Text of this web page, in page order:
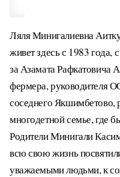
Ляля Минигалиевна
живет здесь с 1983
за Азамата Рафкатовича
фермера, руководителя
соседнего Якшимбетово,
многодетной семье, где
Родители Минигали
всю свою жизнь
уважаемыми людьми, к